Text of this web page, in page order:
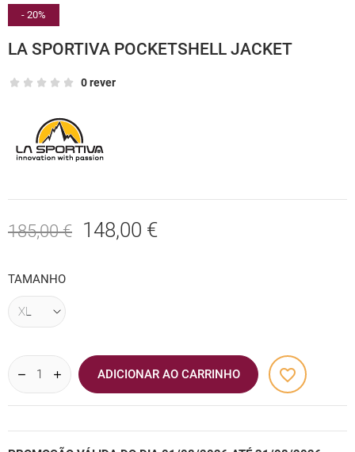
- 20%
LA SPORTIVA POCKETSHELL JACKET
0 rever
185,00 € 148,00 €
TAMANHO
ADICIONAR AO CARRINHO favorite_border